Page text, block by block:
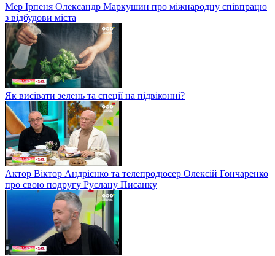
Мер Ірпеня Олександр Маркушин про міжнародну співпрацю
з відбудови міста
Як висівати зелень та спеції на підвіконні?
Актор Віктор Андрієнко та телепродюсер Олексій Гончаренко
про свою подругу Руслану Писанку